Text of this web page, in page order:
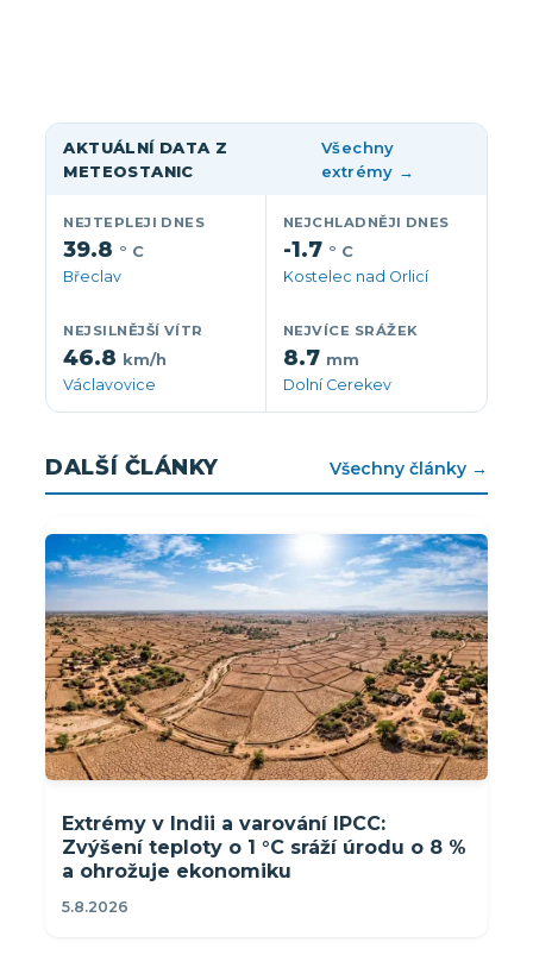
AKTUÁLNÍ DATA Z
METEOSTANIC
Všechny
extrémy →
NEJTEPLEJI DNES
39.8 ° C
Břeclav
NEJCHLADNĚJI DNES
-1.7 ° C
Kostelec nad Orlicí
NEJSILNĚJŠÍ VÍTR
46.8 km/h
Václavovice
NEJVÍCE SRÁŽEK
8.7 mm
Dolní Cerekev
DALŠÍ ČLÁNKY Všechny články →
Extrémy v Indii a varování IPCC:
Zvýšení teploty o 1 °C sráží úrodu o 8 %
a ohrožuje ekonomiku
5.8.2026